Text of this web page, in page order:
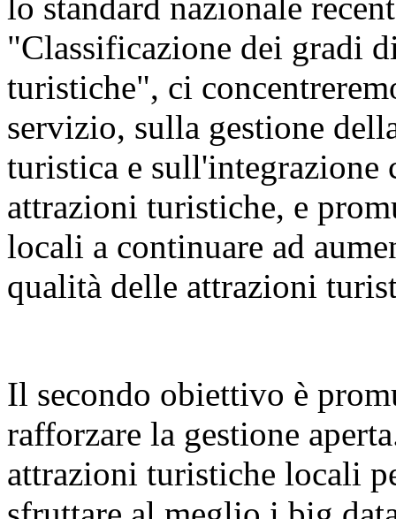
"Classificazione dei gradi
turistiche", ci
servizio, sulla gestione
turistica e sull'integrazione
attrazioni turistiche, e
locali a continuare ad
qualità delle attrazioni
Il secondo obiettivo è
rafforzare la gestione
attrazioni turistiche locali